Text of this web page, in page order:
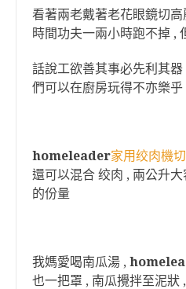
看著兩老戴著老花眼鏡切
時間功夫一兩小時跑不掉 ,
話說工欲善其事必先利其
們可以在廚房玩得不亦樂
homeleader家用绞肉機
還可以混合 绞肉 , 兩公升
的份量
我媽愛喝南瓜湯 ,
也一把罩 , 南瓜攪拌至泥狀